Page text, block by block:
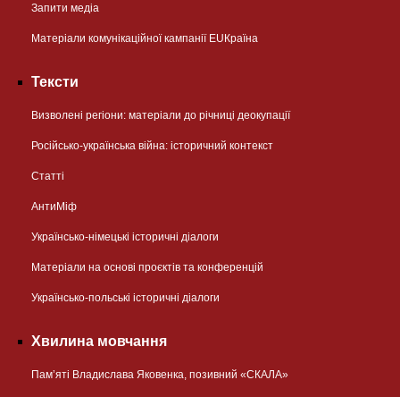
Запити медіа
Матеріали комунікаційної кампанії EUКраїна
Тексти
Визволені регіони: матеріали до річниці деокупації
Російсько-українська війна: історичний контекст
Статті
АнтиМіф
Українсько-німецькі історичні діалоги
Матеріали на основі проєктів та конференцій
Українсько-польські історичні діалоги
Хвилина мовчання
Пам’яті Владислава Яковенка, позивний «СКАЛА»